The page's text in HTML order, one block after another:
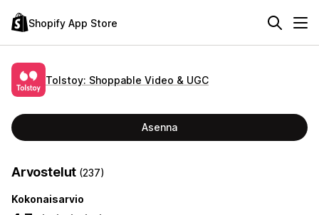
Shopify App Store
Tolstoy: Shoppable Video & UGC
Asenna
Arvostelut (237)
Kokonaisarvio